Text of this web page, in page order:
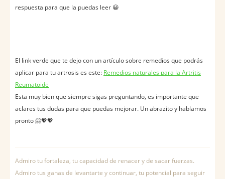
respuesta para que la puedas leer 😀
El link verde que te dejo con un artículo sobre remedios que podrás
aplicar para tu artrosis es este: Remedios naturales para la Artritis
Reumatoide
Esta muy bien que siempre sigas preguntando, es importante que
aclares tus dudas para que puedas mejorar. Un abrazito y hablamos
pronto 🤗💖💖
Admiro tu fortaleza, tu capacidad de renacer y de sacar fuerzas.
Admiro tus ganas de levantarte y continuar, tu potencial para seguir